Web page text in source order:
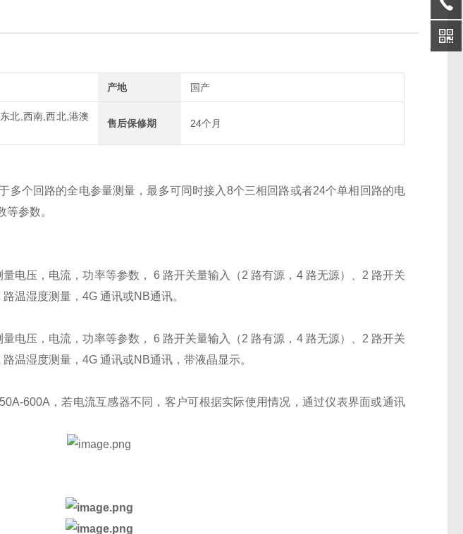
产地 国产
北,西南,西北,港澳
售后保修期 24个月
多个回路的全电参量测量，最多可同时接入8个三相回路或者24个单相回路的电
参数。
电压，电流，功率等参数， 6 路开关量输入（2 路有源，4 路无源）、2 路开关
温湿度测量，4G 通讯或NB通讯。
电压，电流，功率等参数， 6 路开关量输入（2 路有源，4 路无源）、2 路开关
温湿度测量，4G 通讯或NB通讯，带液晶显示。
600A，若电流互感器不同，客户可根据实际使用情况，通过仪表界面或通讯